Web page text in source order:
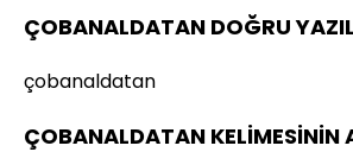
ÇOBANALDATAN DOĞRU
çobanaldatan
ÇOBANALDATAN KELİMESİNİN